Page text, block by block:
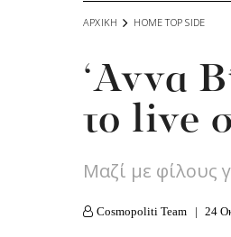
ΑΡΧΙΚΗ HOME TOP SIDE
‘Αννα
το live
Μαζί με φίλους
Cosmopoliti Team 24